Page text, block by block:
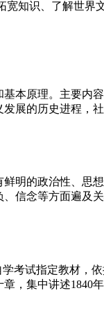
宽知识、了解世
本原理。主要内
展的历史进程，
鲜明的政治性、
信念等方面遍及
考试指定教材，
，集中讲述1840